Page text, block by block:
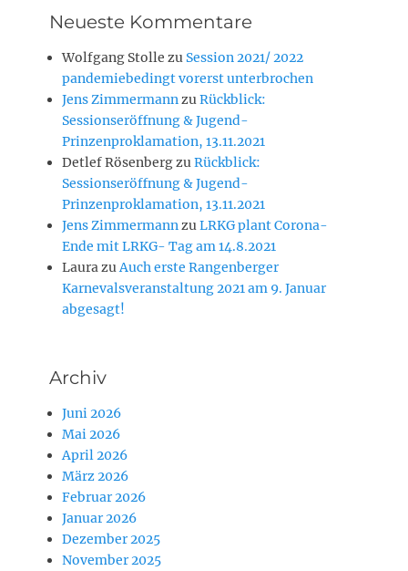
Neueste Kommentare
Wolfgang Stolle zu Session 2021/ 2022
pandemiebedingt vorerst unterbrochen
Jens Zimmermann zu Rückblick:
Sessionseröffnung & Jugend-
Prinzenproklamation, 13.11.2021
Detlef Rösenberg zu Rückblick:
Sessionseröffnung & Jugend-
Prinzenproklamation, 13.11.2021
Jens Zimmermann zu LRKG plant Corona-
Ende mit LRKG- Tag am 14.8.2021
Laura zu Auch erste Rangenberger
Karnevalsveranstaltung 2021 am 9. Januar
abgesagt!
Archiv
Juni 2026
Mai 2026
April 2026
März 2026
Februar 2026
Januar 2026
Dezember 2025
November 2025